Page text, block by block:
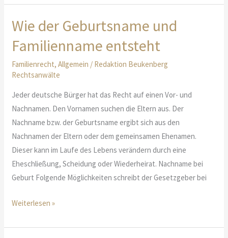
nachdenken
Wie der Geburtsname und
Familienname entsteht
Familienrecht,Allgemein / Redaktion Beukenberg
Rechtsanwälte
Jeder deutsche Bürger hat das Recht auf einen Vor- und
Nachnamen. Den Vornamen suchen die Eltern aus. Der
Nachname bzw. der Geburtsname ergibt sich aus den
Nachnamen der Eltern oder dem gemeinsamen Ehenamen.
Dieser kann im Laufe des Lebens verändern durch eine
Eheschließung, Scheidung oder Wiederheirat. Nachname bei
Geburt Folgende Möglichkeiten schreibt der Gesetzgeber bei
Wie
Geburtsname
Weiterlesen »